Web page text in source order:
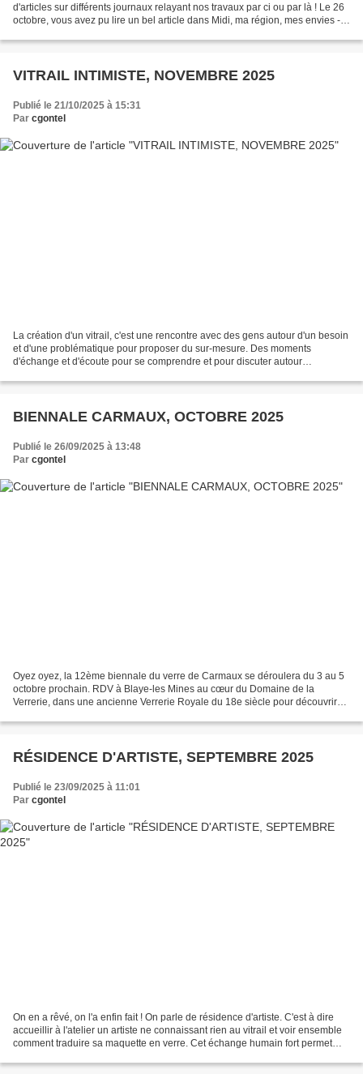
d'articles sur différents journaux relayant nos travaux par ci ou par là ! Le 26
octobre, vous avez pu lire un bel article dans Midi, ma région, mes envies -
VITRAIL INTIMISTE, NOVEMBRE 2025
Publié le 21/10/2025 à 15:31
Par cgontel
La création d'un vitrail, c'est une rencontre avec des gens autour d'un besoin
et d'une problématique pour proposer du sur-mesure. Des moments
d'échange et d'écoute pour se comprendre et pour discuter autour
BIENNALE CARMAUX, OCTOBRE 2025
Publié le 26/09/2025 à 13:48
Par cgontel
Oyez oyez, la 12ème biennale du verre de Carmaux se déroulera du 3 au 5
octobre prochain. RDV à Blaye-les Mines au cœur du Domaine de la
Verrerie, dans une ancienne Verrerie Royale du 18e siècle pour découvrir
RÉSIDENCE D'ARTISTE, SEPTEMBRE 2025
Publié le 23/09/2025 à 11:01
Par cgontel
On en a rêvé, on l'a enfin fait ! On parle de résidence d'artiste. C'est à dire
accueillir à l'atelier un artiste ne connaissant rien au vitrail et voir ensemble
comment traduire sa maquette en verre. Cet échange humain fort permet